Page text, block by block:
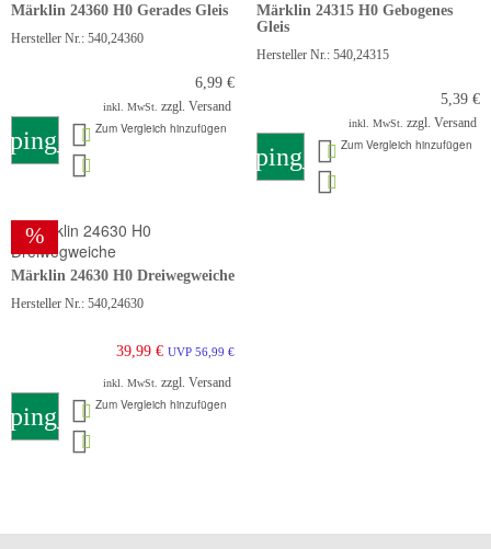
Märklin 24360 H0 Gerades Gleis
Hersteller Nr.: 540,24360
6,99 €
inkl. MwSt. zzgl. Versand
Zum Vergleich hinzufügen
Märklin 24315 H0 Gebogenes
Gleis
Hersteller Nr.: 540,24315
5,39 €
inkl. MwSt. zzgl. Versand
shopping_cartZum Vergleich hinzufügen
%
Märklin 24630 H0 Dreiwegweiche
Hersteller Nr.: 540,24630
39,99 € UVP 56,99 €
inkl. MwSt. zzgl. Versand
Zum Vergleich hinzufügen